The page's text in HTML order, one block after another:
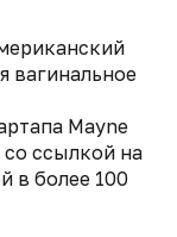
вагинальное
Mayne
ссылкой на
в более 100